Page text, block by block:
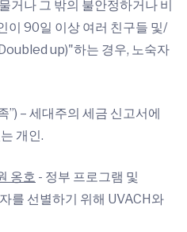
거나 그 밖의 불안정하거나 비
이 90일 이상 여러 친구들 및/
up)"하는 경우, 노숙자
”) – 세대주의 세금 신고서에
개인.
옹호 - 정부 프로그램 및
를 선별하기 위해 UVACH와